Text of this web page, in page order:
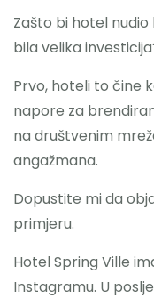
Zašto bi hotel
bila velika
Prvo, hoteli to čine
napore za
na društvenim
angažmana.
Dopustite mi da
primjeru.
Hotel Spring Ville
Instagramu. U